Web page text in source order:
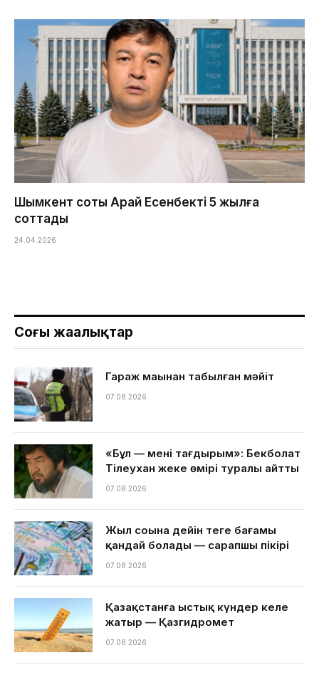
Шымкент соты Арай Есенбекті 5 жылға
соттады
24.04.2026
Соңғы жаңалықтар
Гараж маңынан табылған мәйіт
07.08.2026
«Бұл — менің тағдырым»: Бекболат
Тілеухан жеке өмірі туралы айтты
07.08.2026
Жыл соңына дейін теңге бағамы
қандай болады — сарапшы пікірі
07.08.2026
Қазақстанға ыстық күндер келе
жатыр — Қазгидромет
07.08.2026